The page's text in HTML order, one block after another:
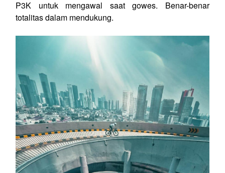
P3K untuk mengawal saat gowes. Benar-benar
totalitas dalam mendukung.